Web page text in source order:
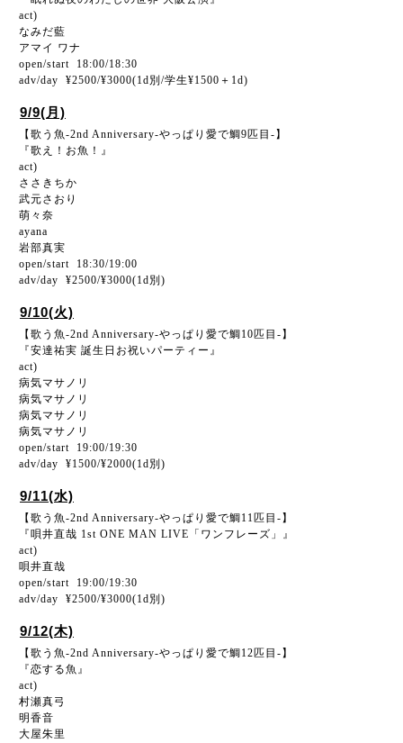
act)
なみだ藍
アマイ ワナ
open/start 18:00/18:30
adv/day ¥2500/¥3000(1d別/学生¥1500＋1d)
9/9(月)
【歌う魚-2nd Anniversary-やっぱり愛で鯛9匹目-】
『歌え！お魚！』
act)
ささきちか
武元さおり
萌々奈
ayana
岩部真実
open/start 18:30/19:00
adv/day ¥2500/¥3000(1d別)
9/10(火)
【歌う魚-2nd Anniversary-やっぱり愛で鯛10匹目-】
『安達祐実 誕生日お祝いパーティー』
act)
病気マサノリ
病気マサノリ
病気マサノリ
病気マサノリ
open/start 19:00/19:30
adv/day ¥1500/¥2000(1d別)
9/11(水)
【歌う魚-2nd Anniversary-やっぱり愛で鯛11匹目-】
『唄井直哉 1st ONE MAN LIVE「ワンフレーズ」』
act)
唄井直哉
open/start 19:00/19:30
adv/day ¥2500/¥3000(1d別)
9/12(木)
【歌う魚-2nd Anniversary-やっぱり愛で鯛12匹目-】
『恋する魚』
act)
村瀬真弓
明香音
大屋朱里